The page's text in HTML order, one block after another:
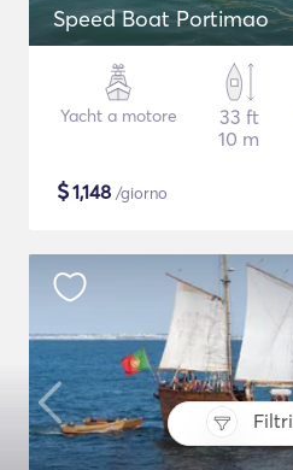
Filtri
Speed Boat Portimao
Yacht a motore
33 ft
10 m
$1,148 /giorno